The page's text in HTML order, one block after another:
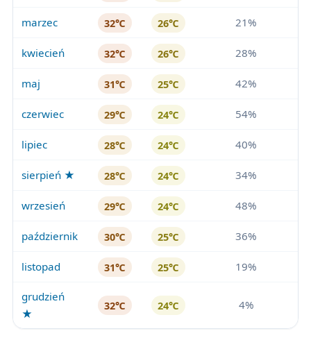
marzec 32℃ 26℃ 21%
kwiecień 32℃ 26℃ 28%
maj 31℃ 25℃ 42%
czerwiec 29℃ 24℃ 54%
lipiec 28℃ 24℃ 40%
sierpień ★ 28℃ 24℃ 34%
wrzesień 29℃ 24℃ 48%
październik 30℃ 25℃ 36%
listopad 31℃ 25℃ 19%
grudzień
★
32℃ 24℃ 4%